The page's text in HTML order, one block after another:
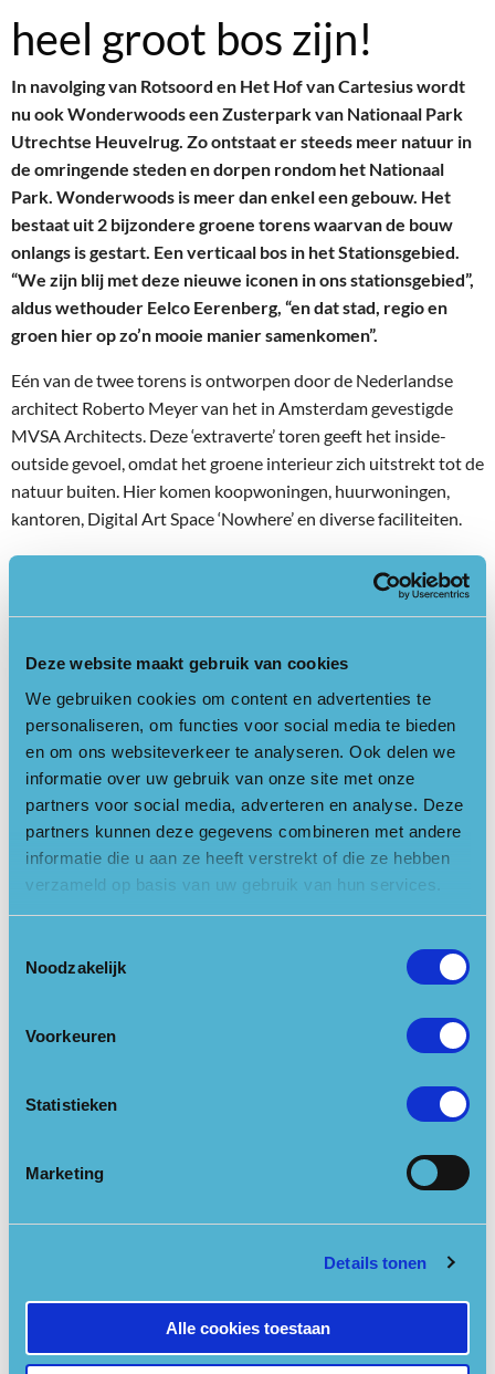
Deze website maakt gebruik van cookies
We gebruiken cookies om content en advertenties te
personaliseren, om functies voor social media te bieden
en om ons websiteverkeer te analyseren. Ook delen we
informatie over uw gebruik van onze site met onze
partners voor social media, adverteren en analyse. Deze
partners kunnen deze gegevens combineren met andere
informatie die u aan ze heeft verstrekt of die ze hebben
verzameld op basis van uw gebruik van hun services.
Noodzakelijk
Voorkeuren
Statistieken
Marketing
Details tonen
Alle cookies toestaan
heel groot bos zijn!
In navolging van Rotsoord en Het Hof van Cartesius wordt
nu ook Wonderwoods een Zusterpark van Nationaal Park
Utrechtse Heuvelrug. Zo ontstaat er steeds meer natuur in
de omringende steden en dorpen rondom het Nationaal
Park. Wonderwoods is meer dan enkel een gebouw. Het
bestaat uit 2 bijzondere groene torens waarvan de bouw
onlangs is gestart. Een verticaal bos in het Stationsgebied.
“We zijn blij met deze nieuwe iconen in ons stationsgebied”,
aldus wethouder Eelco Eerenberg, “en dat stad, regio en
groen hier op zo’n mooie manier samenkomen”.
Eén van de twee torens is ontworpen door de Nederlandse
architect Roberto Meyer van het in Amsterdam gevestigde
MVSA Architects. Deze ‘extraverte’ toren geeft het inside-
outside gevoel, omdat het groene interieur zich uitstrekt tot de
natuur buiten. Hier komen koopwoningen, huurwoningen,
kantoren, Digital Art Space ‘Nowhere’ en diverse faciliteiten.
De andere toren is ontworpen door Stefano Boeri van Italiaans
architectenbureau Stefano Boeri Architetti. Het in Milaan
gevestigde architectenbureau staat wereldwijd bekend om zijn
toren is bedekt met een grote diversiteit aan groen die de
toren omarmt. De architectuur versterkt het geluid van de
natuur, wat zorgt voor ontspanning. Hier komen zowel huur-
als koopwoningen, een dakpark met restaurant, een gym,
gezonde horecavoorzieningen en diverse faciliteiten.
Geïnspireerd op het Nationaal Park
De vegetatie op
het gebouw is
Nationaal Park
Heuvelrug. Het
Nationaal Park, midden in de stad. In totaal komen er (meer
gebouw. De bomen en planten zuiveren de lucht, regelen de
verschillende diersoorten. Daarmee draagt Wonderwoods bij
aan het herstel van de biodiversiteit en het verbinden van het
Groen om je heen wordt steeds belangrijker. Om op adem te
komen, om vrolijk van te worden en om in te bewegen. Er is